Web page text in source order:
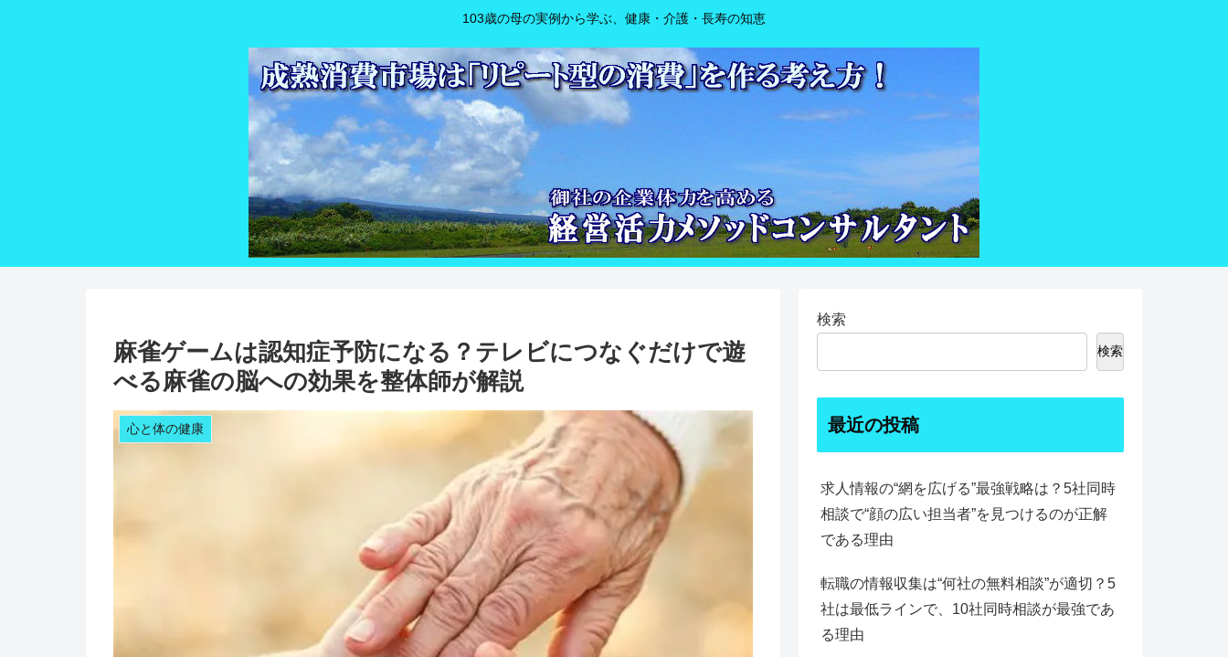
103歳の母の実例から学ぶ、健康・介護・長寿の知恵
麻雀ゲームは認知症予防になる？テレビにつなぐだけで遊
べる麻雀の脳への効果を整体師が解説
心と体の健康
検索
検索
最近の投稿
求人情報の“網を広げる”最強戦略は？5社同時
相談で“顔の広い担当者”を見つけるのが正解
である理由
転職の情報収集は“何社の無料相談”が適切？5
社は最低ラインで、10社同時相談が最強であ
る理由